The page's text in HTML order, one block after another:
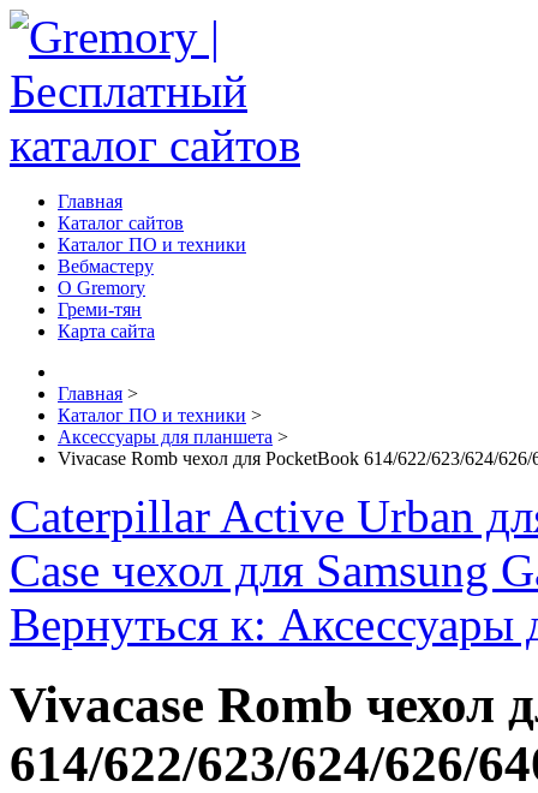
Главная
Каталог сайтов
Каталог ПО и техники
Вебмастеру
О Gremory
Греми-тян
Карта сайта
Главная >
Каталог ПО и техники >
Аксессуары для планшета >
Vivacase Romb чехол для PocketBook 614/622/623/624/
Caterpillar Active Urban
Case чехол для Samsung
Вернуться к: Аксессуары
Vivacase Romb чехол
614/622/623/624/626/